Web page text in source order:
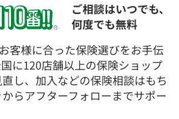
ご相談はいつでも、
何度でも無料
客様に合った保険選びをお手伝
に120店舗以上の保険ショップ
し、加入などの保険相談はもち
らアフターフォローまでサポー